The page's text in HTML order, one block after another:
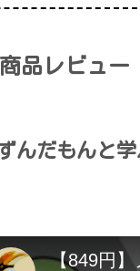
商品レビュー
んだもんと